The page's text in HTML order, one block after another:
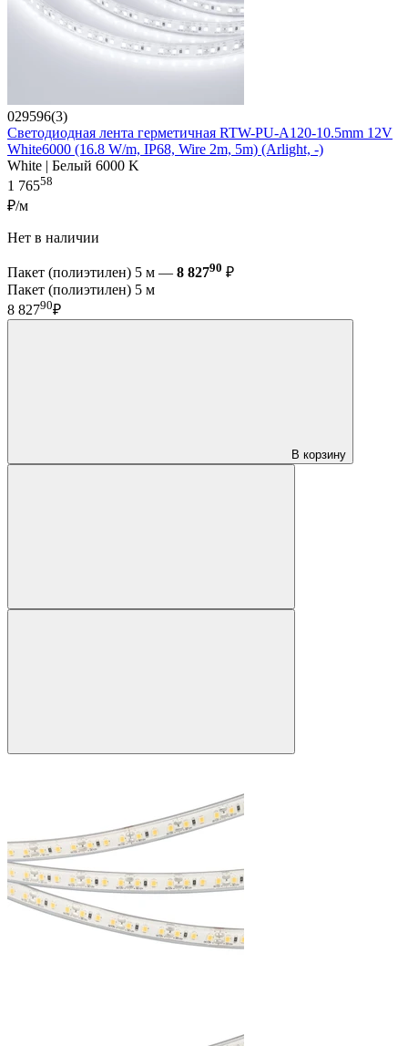
029596(3)
Светодиодная лента герметичная RTW-PU-A120-10.5mm 12V
White6000 (16.8 W/m, IP68, Wire 2m, 5m) (Arlight, -)
White | Белый 6000 K
1 76558
₽/м
Нет в наличии
Пакет (полиэтилен) 5 м — 8 82790 ₽
Пакет (полиэтилен) 5 м
8 82790₽
В корзину